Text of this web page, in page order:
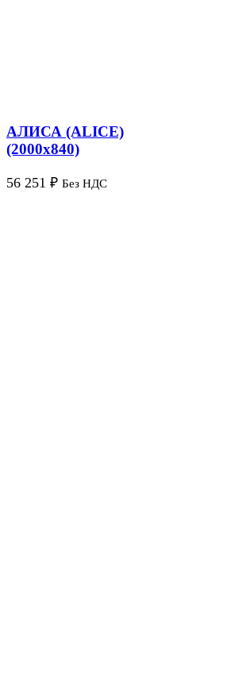
АЛИСА (ALICE)
(2000х840)
56 251 ₽ Без НДС